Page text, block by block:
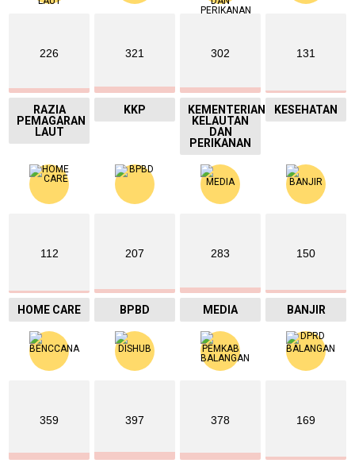
226
RAZIA
PEMAGARAN
LAUT
321
KKP
302
KEMENTERIAN
KELAUTAN
DAN
PERIKANAN
131
KESEHATAN
112
HOME CARE
207
BPBD
283
MEDIA
150
BANJIR
359 397 378 169